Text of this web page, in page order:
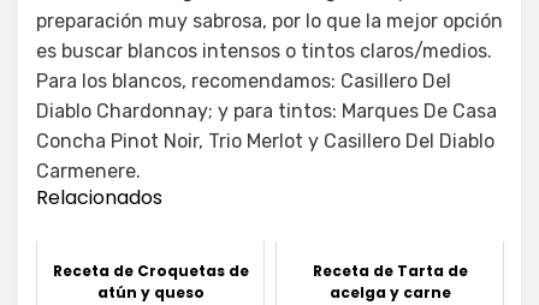
preparación muy sabrosa, por lo que la mejor opción
es buscar blancos intensos o tintos claros/medios.
Para los blancos, recomendamos: Casillero Del
Diablo Chardonnay; y para tintos: Marques De Casa
Concha Pinot Noir, Trio Merlot y Casillero Del Diablo
Carmenere.
Relacionados
Receta de Croquetas de
atún y queso
Receta de Tarta de
acelga y carne